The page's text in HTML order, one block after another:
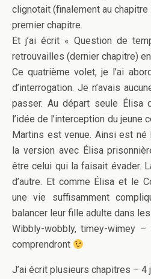
clignotait (finalement au
premier chapitre.
Et j’ai écrit « Question de
retrouvailles (dernier chapitre)
Ce quatrième volet, je l’ai
d’interrogation. Je n’avais
passer. Au départ seule Élisa
l’idée de l’interception du jeune
Martins est venue. Ainsi est né
la version avec Élisa
être celui qui la faisait évader.
d’autre. Et comme Élisa et le
une vie suffisamment
balancer leur fille adulte dans
Wibbly-wobbly, timey-wimey
comprendront
J’ai écrit plusieurs chapitres – 4